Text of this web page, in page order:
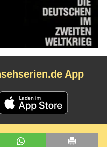
App